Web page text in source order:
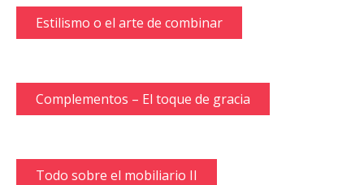
Estilismo o el arte de combinar
Complementos – El toque de gracia
Todo sobre el mobiliario II